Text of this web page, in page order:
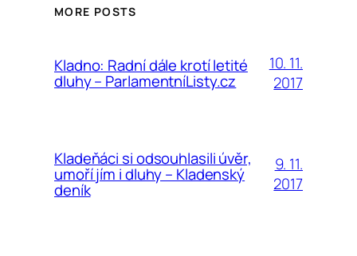
MORE POSTS
Kladno: Radní dále krotí letité
dluhy – ParlamentníListy.cz
10. 11.
2017
Kladeňáci si odsouhlasili úvěr,
umoří jím i dluhy – Kladenský
deník
9. 11.
2017